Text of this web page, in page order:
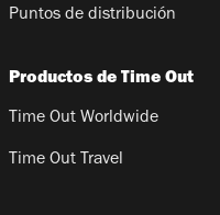
Puntos de distribución
Productos de Time Out
Time Out Worldwide
Time Out Travel